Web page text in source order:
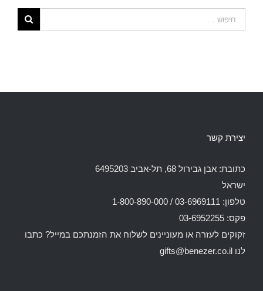
יצירת קשר
כתובת: אבן גבירול 68, תל-אביב 6495203
ישראל
טלפון: 03-6969111 / 1-800-890-000
פקס: 03-6952255
זקוקים לעזרה או מעוניינים לשלוח את הזמנתכם במייל? כתבו
לנו gifts@benezer.co.il